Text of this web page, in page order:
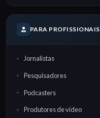
PARA PROFISSIONAIS
Jornalistas
Pesquisadores
Podcasters
Produtores de vídeo